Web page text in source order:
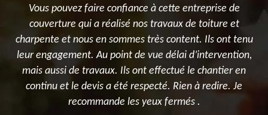
Vous pouvez faire confiance à cette entreprise de
couverture qui a réalisé nos travaux de toiture et
charpente et nous en sommes très content. Ils ont tenu
leur engagement. Au point de vue délai d’intervention,
mais aussi de travaux. Ils ont effectué le chantier en
continu et le devis a été respecté. Rien à redire. Je
recommande les yeux fermés .